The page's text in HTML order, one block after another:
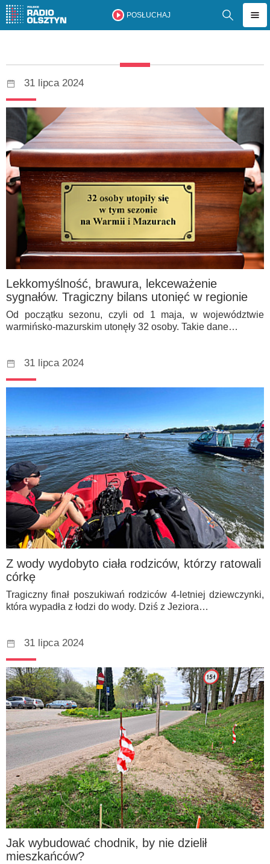
POSŁUCHAJ
31 lipca 2024
Lekkomyślność, brawura, lekceważenie
sygnałów. Tragiczny bilans utonięć w regionie
Od początku sezonu, czyli od 1 maja, w województwie
warmińsko-mazurskim utonęły 32 osoby. Takie dane…
31 lipca 2024
Z wody wydobyto ciała rodziców, którzy ratowali
córkę
Tragiczny finał poszukiwań rodziców 4-letniej dziewczynki,
która wypadła z łodzi do wody. Dziś z Jeziora…
31 lipca 2024
Jak wybudować chodnik, by nie dzielił
mieszkańców?